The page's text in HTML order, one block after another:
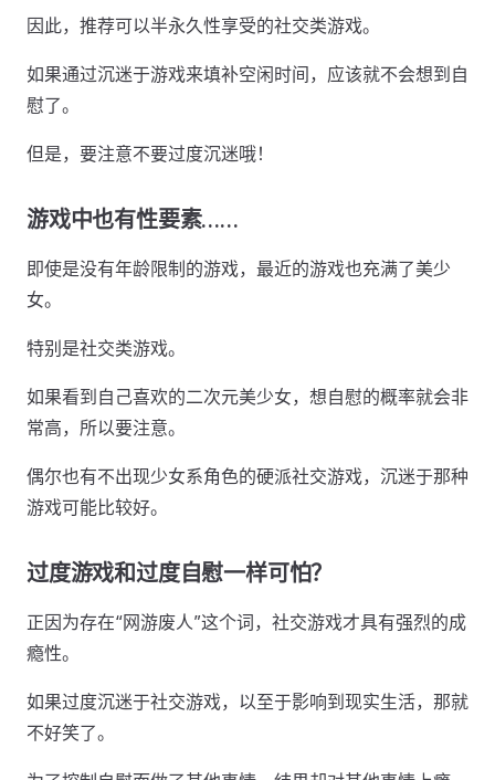
因此，推荐可以半永久性享受的社交类游戏。
如果通过沉迷于游戏来填补空闲时间，应该就不会想到自
慰了。
但是，要注意不要过度沉迷哦！
游戏中也有性要素……
即使是没有年龄限制的游戏，最近的游戏也充满了美少
女。
特别是社交类游戏。
如果看到自己喜欢的二次元美少女，想自慰的概率就会非
常高，所以要注意。
偶尔也有不出现少女系角色的硬派社交游戏，沉迷于那种
游戏可能比较好。
过度游戏和过度自慰一样可怕？
正因为存在“网游废人”这个词，社交游戏才具有强烈的成
瘾性。
如果过度沉迷于社交游戏，以至于影响到现实生活，那就
不好笑了。